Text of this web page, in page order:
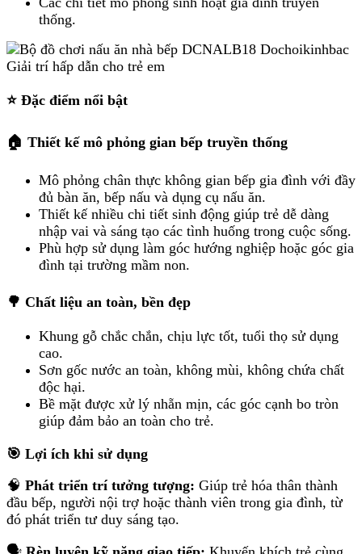
thống.
⭐ Đặc điểm nổi bật
🏠 Thiết kế mô phỏng gian bếp truyền thống
Mô phỏng chân thực không gian bếp gia đình với đầy
đủ bàn ăn, bếp nấu và dụng cụ nấu ăn.
Thiết kế nhiều chi tiết sinh động giúp trẻ dễ dàng
nhập vai và sáng tạo các tình huống trong cuộc sống.
Phù hợp sử dụng làm góc hướng nghiệp hoặc góc gia
đình tại trường mầm non.
🌳 Chất liệu an toàn, bền đẹp
Khung gỗ chắc chắn, chịu lực tốt, tuổi thọ sử dụng
cao.
Sơn gốc nước an toàn, không mùi, không chứa chất
độc hại.
Bề mặt được xử lý nhẵn mịn, các góc cạnh bo tròn
giúp đảm bảo an toàn cho trẻ.
🎯 Lợi ích khi sử dụng
🧠 Phát triển trí tưởng tượng: Giúp trẻ hóa thân thành
đầu bếp, người nội trợ hoặc thành viên trong gia đình, từ
đó phát triển tư duy sáng tạo.